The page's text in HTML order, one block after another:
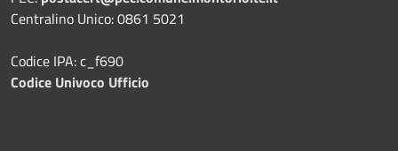
Centralino Unico: 0861 5021
Codice IPA: c_f690
Codice Univoco Ufficio